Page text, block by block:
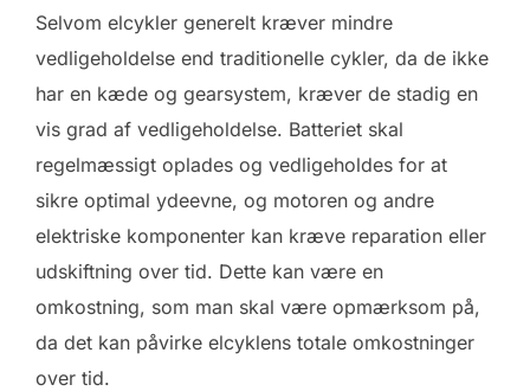
Selvom elcykler generelt kræver mindre
vedligeholdelse end traditionelle cykler, da de ikke
har en kæde og gearsystem, kræver de stadig en
vis grad af vedligeholdelse. Batteriet skal
regelmæssigt oplades og vedligeholdes for at
sikre optimal ydeevne, og motoren og andre
elektriske komponenter kan kræve reparation eller
udskiftning over tid. Dette kan være en
omkostning, som man skal være opmærksom på,
da det kan påvirke elcyklens totale omkostninger
over tid.